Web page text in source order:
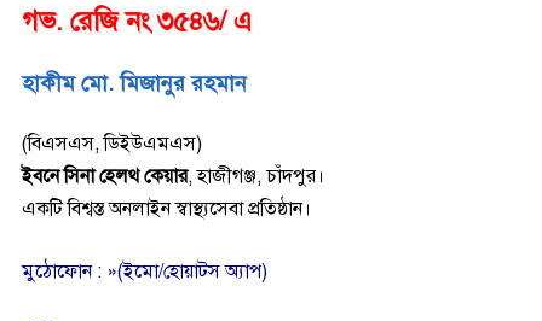
গভ. রেজি নং ৩৫৪৬/ এ
হাকীম মো. মিজানুর রহমান
(বিএসএস, ডিইউএমএস)
ইবনে সিনা হেলথ কেয়ার,হাজীগঞ্জ, চাঁদপুর।
একটি বিশ্বস্ত অনলাইন স্বাস্থ্যসেবা প্রতিষ্ঠান।
মুঠোফোন : »(ইমো/হোয়াটস অ্যাপ)